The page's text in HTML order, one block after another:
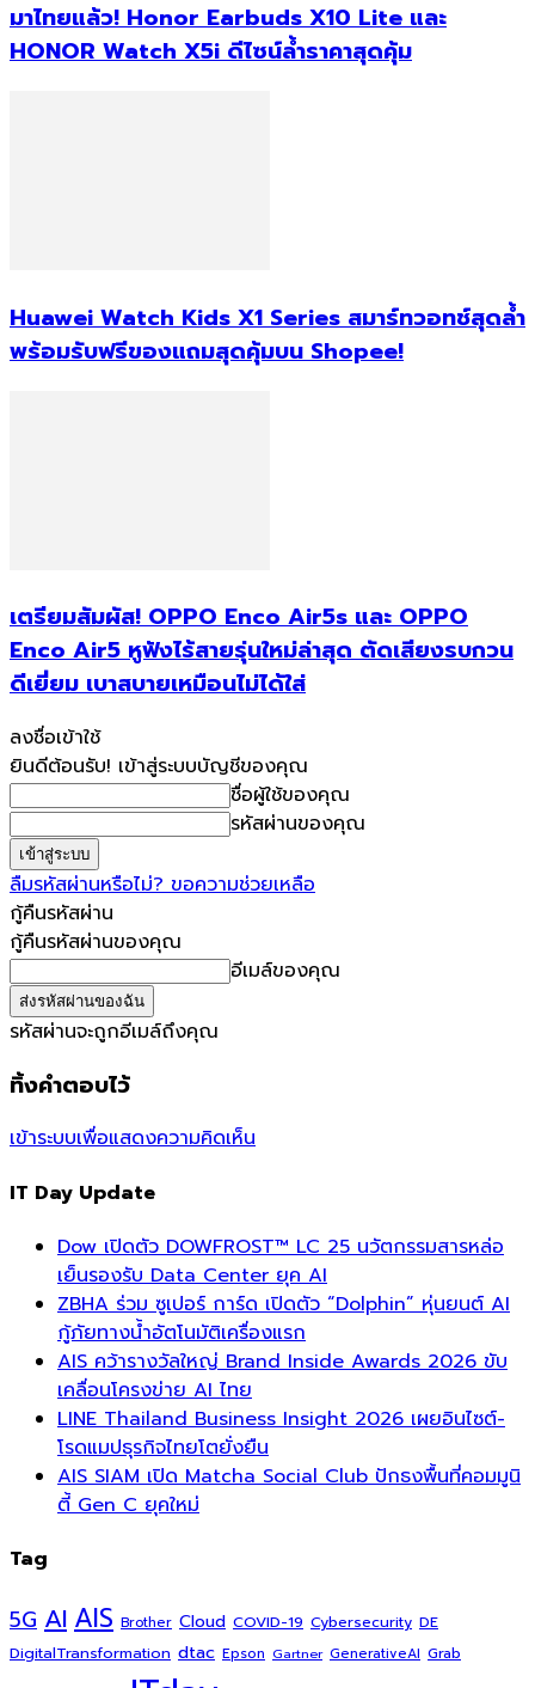
มาไทยแล้ว! Honor Earbuds X10 Lite และ
HONOR Watch X5i ดีไซน์ล้ำราคาสุดคุ้ม
Huawei Watch Kids X1 Series สมาร์ทวอทช์สุดล้ำ
พร้อมรับฟรีของแถมสุดคุ้มบน Shopee!
เตรียมสัมผัส! OPPO Enco Air5s และ OPPO
Enco Air5 หูฟังไร้สายรุ่นใหม่ล่าสุด ตัดเสียงรบกวน
ดีเยี่ยม เบาสบายเหมือนไม่ได้ใส่
ลงชื่อเข้าใช้
ยินดีต้อนรับ! เข้าสู่ระบบบัญชีของคุณ
ชื่อผู้ใช้ของคุณ
รหัสผ่านของคุณ
ลืมรหัสผ่านหรือไม่? ขอความช่วยเหลือ
กู้คืนรหัสผ่าน
กู้คืนรหัสผ่านของคุณ
อีเมล์ของคุณ
รหัสผ่านจะถูกอีเมล์ถึงคุณ
ทิ้งคำตอบไว้
เข้าระบบเพื่อแสดงความคิดเห็น
IT Day Update
Dow เปิดตัว DOWFROST™ LC 25 นวัตกรรมสารหล่อ
เย็นรองรับ Data Center ยุค AI
ZBHA ร่วม ซูเปอร์ การ์ด เปิดตัว “Dolphin” หุ่นยนต์ AI
กู้ภัยทางน้ำอัตโนมัติเครื่องแรก
AIS คว้ารางวัลใหญ่ Brand Inside Awards 2026 ขับ
เคลื่อนโครงข่าย AI ไทย
LINE Thailand Business Insight 2026 เผยอินไซต์-
โรดแมปธุรกิจไทยโตยั่งยืน
AIS SIAM เปิด Matcha Social Club ปักธงพื้นที่คอมมูนิ
ตี้ Gen C ยุคใหม่
Tag
5G AI AIS Brother Cloud COVID-19 Cybersecurity DE
DigitalTransformation dtac Epson Gartner GenerativeAI Grab